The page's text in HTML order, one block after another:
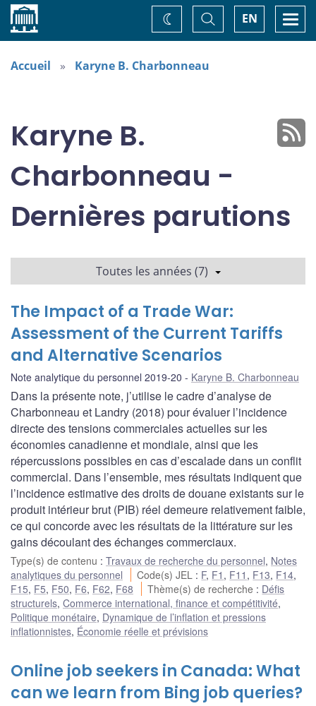
Accueil EN
Basculer
la
recherche
Changez
de
Accueil Karyne B. Charbonneau
Karyne B.
Charbonneau -
Dernières parutions
Toutes les années (7)
The Impact of a Trade War:
Assessment of the Current Tariffs
and Alternative Scenarios
Note analytique du personnel 2019-20 Karyne B. Charbonneau
Dans la présente note, j’utilise le cadre d’analyse de
Charbonneau et Landry (2018) pour évaluer l’incidence
directe des tensions commerciales actuelles sur les
économies canadienne et mondiale, ainsi que les
répercussions possibles en cas d’escalade dans un conflit
commercial. Dans l’ensemble, mes résultats indiquent que
l’incidence estimative des droits de douane existants sur le
produit intérieur brut (PIB) réel demeure relativement faible,
ce qui concorde avec les résultats de la littérature sur les
gains découlant des échanges commerciaux.
Type(s) de contenu : Travaux de recherche du personnel, Notes
analytiques du personnel
Code(s) JEL : F, F1 , F11 , F13, F14,
F15, F5, F50, F6, F62, F68 Thème(s) de recherche : Défis
structurels, Commerce international, finance et compétitivité,
Politique monétaire, Dynamique de l’inflation et pressions
inflationnistes, Économie réelle et prévisions
Online job seekers in Canada: What
can we learn from Bing job queries?